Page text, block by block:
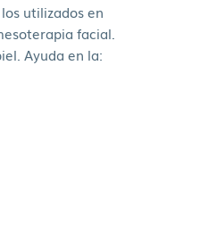
utilizados en
facial.
Ayuda en la: